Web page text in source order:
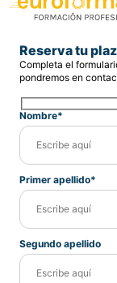
Reserva tu
Completa el
pondremos en
Nombre*
Primer apellido*
Segundo apellido